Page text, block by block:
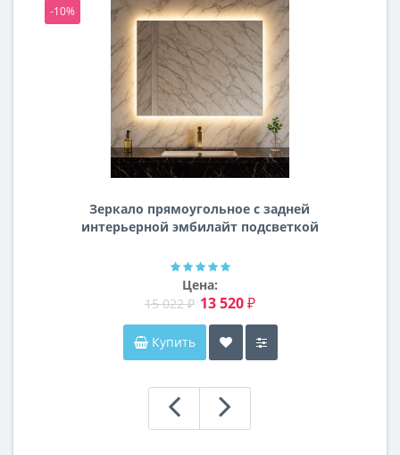
-10%
Зеркало прямоугольное с задней
интерьерной эмбилайт подсветкой
Цена:
15 022 ₽ 13 520 ₽
Купить